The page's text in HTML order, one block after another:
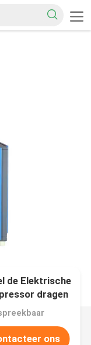
de Elektrische
dragen
ons